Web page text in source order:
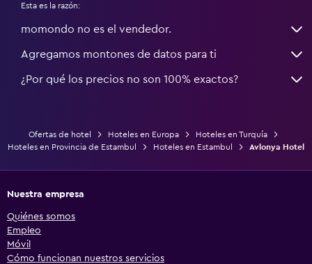
Esta es la razón:
momondo no es el vendedor.
Agregamos montones de datos para ti
¿Por qué los precios no son 100% exactos?
Ofertas de hotel Hoteles en Europa
Hoteles en Turquía
Hoteles en Provincia de Estambul
Hoteles en Estambul Avlonya Hotel
Nuestra empresa
Quiénes somos
Empleo
Móvil
Cómo funcionan nuestros servicios